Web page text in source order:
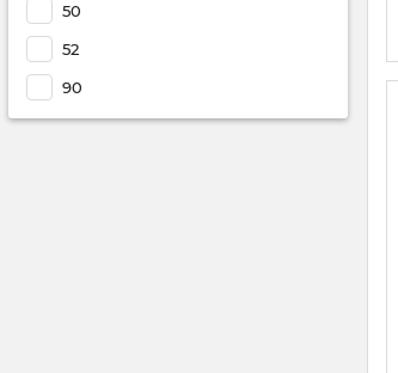
50
52
90